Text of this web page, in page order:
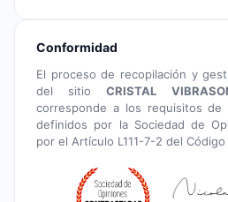
Conformidad
El proceso de recopilación y
del sitioCRISTAL
corresponde a los requisitos de
definidos por la Sociedad de
por el Artículo L111-7-2 del